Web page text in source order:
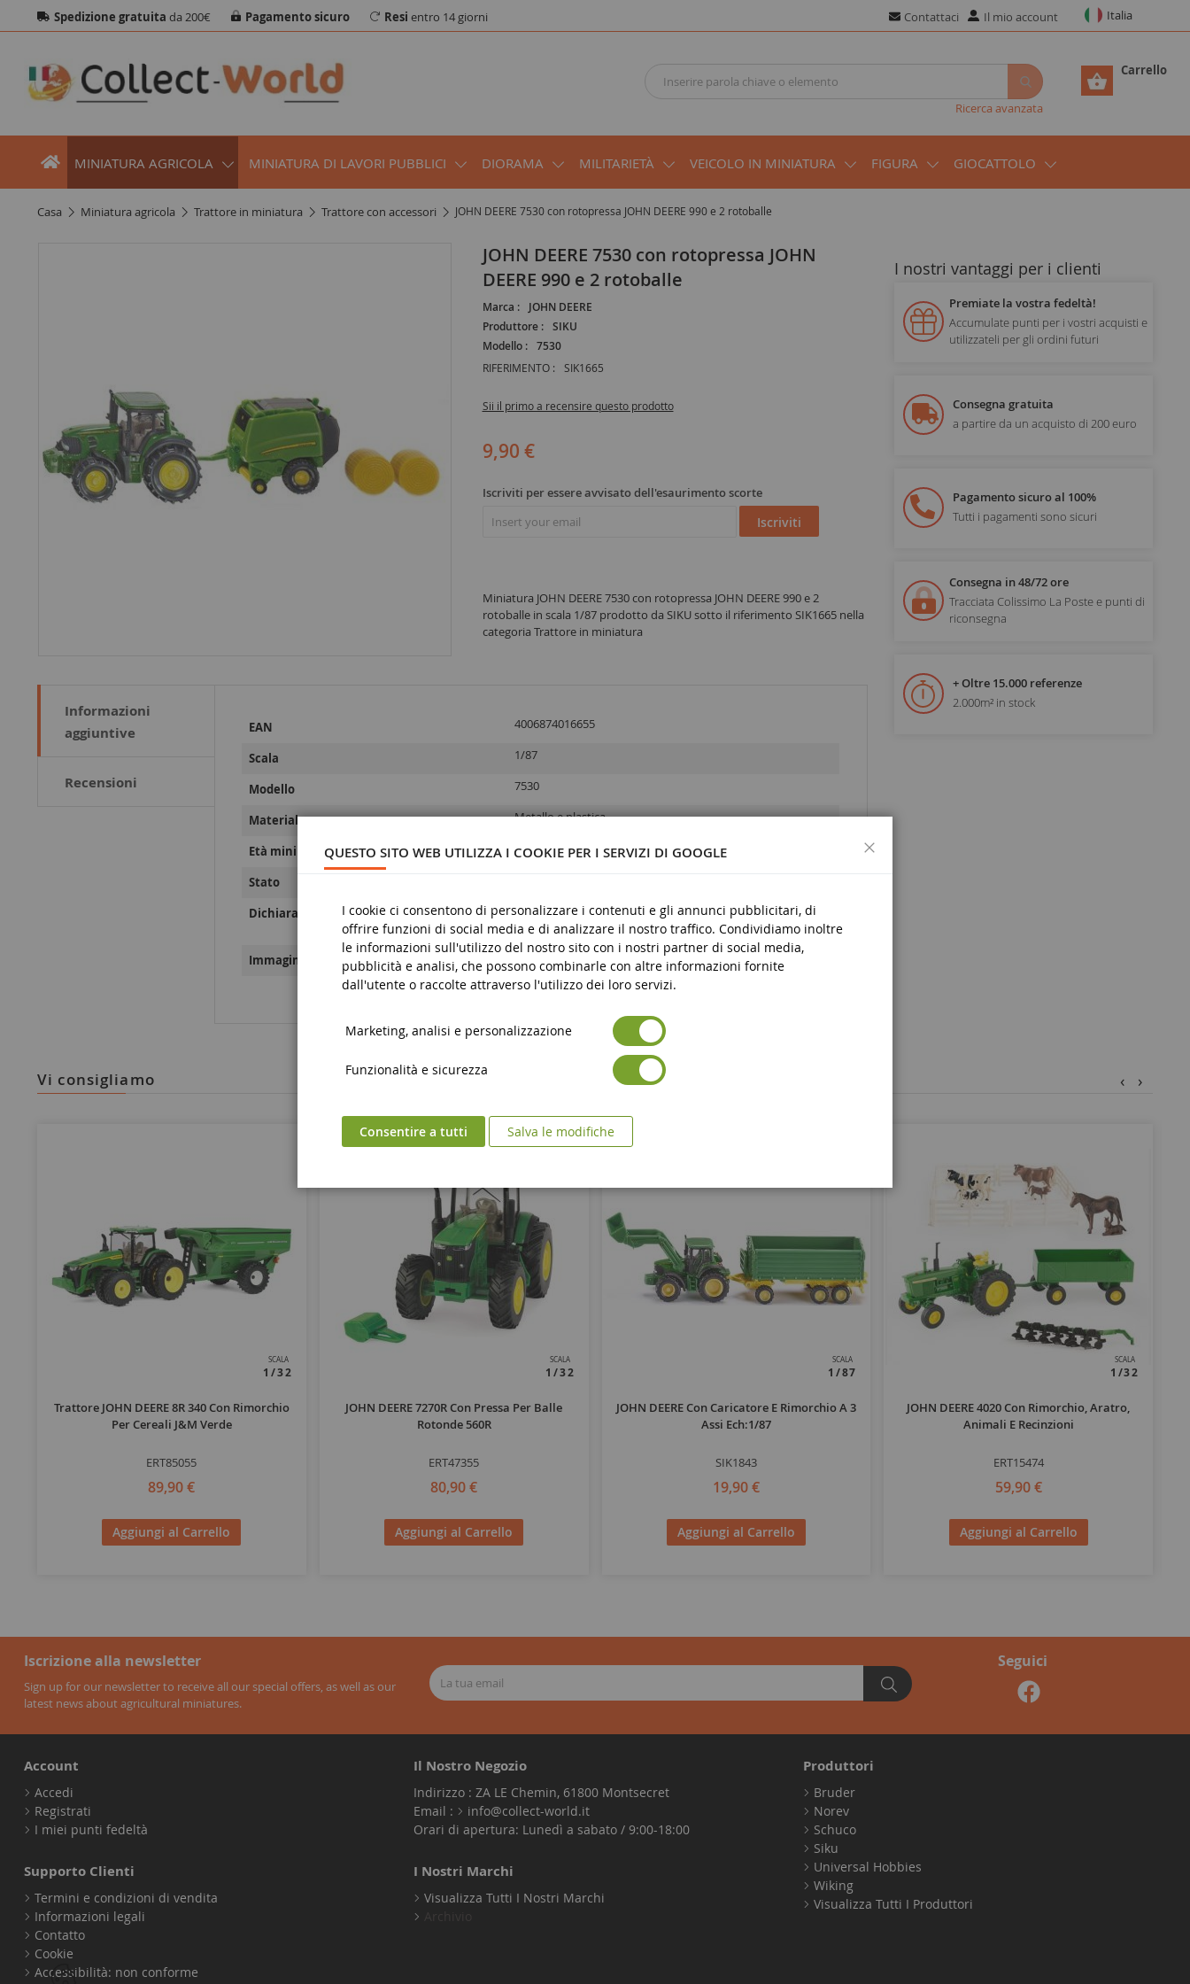
Spedizione gratuita da 200€ Pagamento sicuro Resi entro 14 giorni Contattaci Il mio account Italia
Carrello
Ricerca avanzata
MINIATURA AGRICOLA MINIATURA DI LAVORI PUBBLICI DIORAMA MILITARIETÀ VEICOLO IN MINIATURA FIGURA GIOCATTOLO
casa miniatura agricola trattore in miniatura trattore con accessori JOHN DEERE 7530 con rotopressa JOHN DEERE 990 e 2 rotoballe
JOHN DEERE 7530 con rotopressa JOHN
DEERE 990 e 2 rotoballe
Marca :
JOHN DEERE
Produttore :
SIKU
Modello :
7530
RIFERIMENTO : SIK1665
Sii il primo a recensire questo prodotto
9,90 €
Iscriviti per essere avvisato dell'esaurimento scorte
Iscriviti
Miniatura JOHN DEERE 7530 con rotopressa JOHN DEERE 990 e 2
rotoballe in scala 1/87 prodotto da SIKU sotto il riferimento SIK1665 nella
categoria Trattore in miniatura
Informazioni
aggiuntive
Recensioni
Informazioni
EAN 4006874016655
Scala 1/87
Modello 7530
Materiale Metallo e plastica
Età minima 3 anni e oltre
Stato
Dichiarazioni sulla sicurezza dei prodotti
Avertissement : ne convient pas aux enfants de moins de 3
ans.
Immagini relative alla sicurezza dei prodotti Marquage CE
I nostri vantaggi per i clienti
Premiate la vostra fedeltà!
Accumulate punti per i vostri acquisti e
utilizzateli per gli ordini futuri
Consegna gratuita
a partire da un acquisto di 200 euro
Pagamento sicuro al 100%
Tutti i pagamenti sono sicuri
Consegna in 48/72 ore
Tracciata Colissimo La Poste e punti di
riconsegna
+ Oltre 15.000 referenze
2.000m² in stock
vi consigliamo
SCALA
1/32
Trattore JOHN DEERE 8R 340 Con Rimorchio
Per Cereali J&M Verde
ERT85055
89,90 €
Aggiungi al Carrello
SCALA
1/32
JOHN DEERE 7270R Con Pressa Per Balle
Rotonde 560R
ERT47355
80,90 €
Aggiungi al Carrello
SCALA
1/87
JOHN DEERE Con Caricatore E Rimorchio A 3
Assi Ech:1/87
SIK1843
19,90 €
Aggiungi al Carrello
SCALA
1/32
JOHN DEERE 4020 Con Rimorchio, Aratro,
Animali E Recinzioni
ERT15474
59,90 €
Aggiungi al Carrello
‹ ›
Iscrizione alla newsletter
Sign up for our newsletter to receive all our special offers, as well as our
latest news about agricultural miniatures.
Seguici
Account
Accedi
Registrati
I miei punti fedeltà
Supporto Clienti
Termini e condizioni di vendita
Informazioni legali
Contatto
Cookie
Accessibilità: non conforme
Il Nostro Negozio
Indirizzo : ZA LE Chemin, 61800 Montsecret
Email :
info@collect-world.it
Orari di apertura: Lunedì a sabato / 9:00-18:00
I Nostri Marchi
Visualizza Tutti I Nostri Marchi
Produttori
Bruder
Norev
Schuco
Siku
Universal Hobbies
Wiking
Visualizza Tutti I Produttori
QUESTO SITO WEB UTILIZZA I COOKIE PER I SERVIZI DI GOOGLE
I cookie ci consentono di personalizzare i contenuti e gli annunci pubblicitari, di
offrire funzioni di social media e di analizzare il nostro traffico. Condividiamo inoltre
le informazioni sull'utilizzo del nostro sito con i nostri partner di social media,
pubblicità e analisi, che possono combinarle con altre informazioni fornite
dall'utente o raccolte attraverso l'utilizzo dei loro servizi.
Marketing, analisi e personalizzazione
Funzionalità e sicurezza
Consentire a tutti Salva le modifiche